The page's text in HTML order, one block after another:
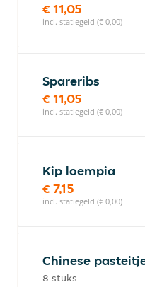
€ 11,05
incl. statiegeld (€ 0,00)
Spareribs
€ 11,05
incl. statiegeld (€ 0,00)
Kip loempia
€ 7,15
incl. statiegeld (€ 0,00)
Chinese
8 stuks